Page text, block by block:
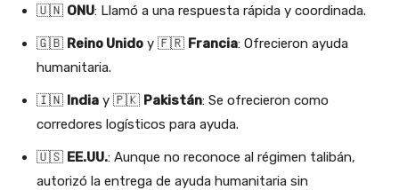
🇺🇳 ONU: Llamó a una respuesta rápida y coordinada.
🇬🇧 Reino Unido y 🇫🇷 Francia: Ofrecieron ayuda
humanitaria.
🇮🇳 India y 🇵🇰 Pakistán: Se ofrecieron como
corredores logísticos para ayuda.
🇺🇸 EE.UU.: Aunque no reconoce al régimen talibán,
autorizó la entrega de ayuda humanitaria sin